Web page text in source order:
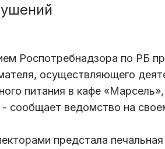
Роспотребнадзора по РБ
осуществляющего
питания в кафе
- сообщает ведомство на
предстала